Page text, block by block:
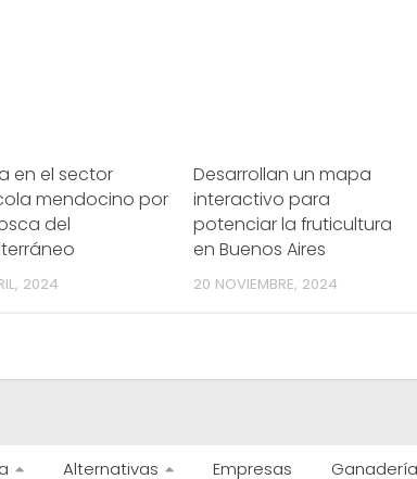
en el sector
mendocino por
del
2024
Desarrollan un mapa
interactivo para
potenciar la fruticultura
en Buenos Aires
20 NOVIEMBRE, 2024
Alternativas Empresas Ganadería